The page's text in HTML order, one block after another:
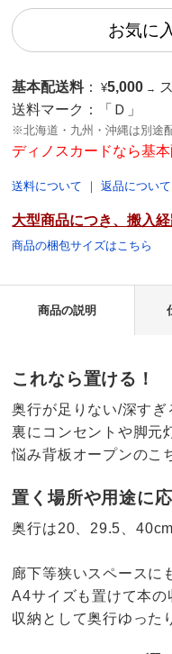
お気に
基本配送料 ： ¥5,000 →
送料マーク：
「Ｄ」
※北海道・九州・沖縄は別途
ディノスカードなら基
送料について ｜返品について
大型商品につき、搬入
商品の梱包サイズはこちら
商品の説明
これなら置ける！
奥行が足りない/深すぎ
裏にコンセントや脚元
悩み背板オープンのこ
置く場所や用途に
奥行は20、29.5、
廊下等狭いスペースに
A4サイズも置けて本
収納として奥行ゆった